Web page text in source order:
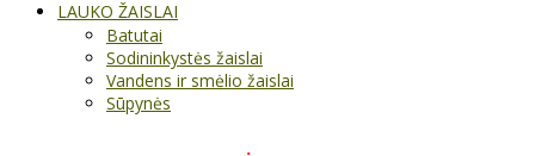
LAUKO ŽAISLAI
Batutai
Sodininkystės žaislai
Vandens ir smėlio žaislai
Sūpynės